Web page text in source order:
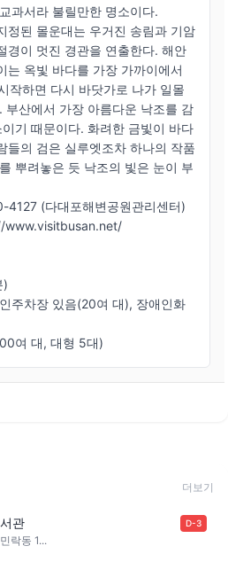
과서라 불릴만한 명소이다.
정된 몰운대는 우거진 송림과 기암
경이 멋진 경관을 연출한다. 해안
는 옥빛 바다를 가장 가까이에서
작하면 다시 바닷가로 나가 일몰
부산에서 가장 아름다운 낙조를 감
기 때문이다. 화려한 금빛이 바다
들의 검은 실루엣조차 하나의 작품
뿌려놓은 듯 낙조의 빛은 눈이 부
(다대포해변공원관리센터)
www.visitbusan.net/
)
주차장 있음(20여 대), 장애인화
여 대, 대형 5대)
더보기
관 D-3
락동 1...